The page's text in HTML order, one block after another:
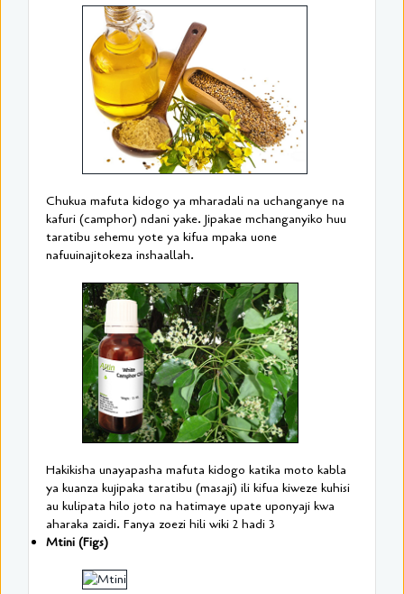
Chukua mafuta kidogo ya mharadali na uchanganye na
kafuri (camphor) ndani yake. Jipakae mchanganyiko huu
taratibu sehemu yote ya kifua mpaka uone
nafuuinajitokeza inshaallah.
Hakikisha unayapasha mafuta kidogo katika moto kabla
ya kuanza kujipaka taratibu (masaji) ili kifua kiweze kuhisi
au kulipata hilo joto na hatimaye upate uponyaji kwa
aharaka zaidi. Fanya zoezi hili wiki 2 hadi 3
Mtini (Figs)